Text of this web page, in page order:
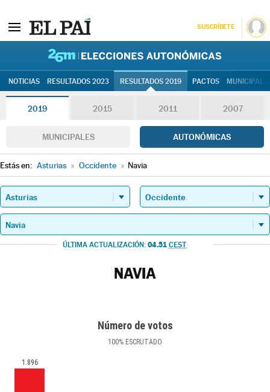
SUSCRÍBETE
NOTICIAS RESULTADOS 2023 RESULTADOS 2019 PACTOS
2019 2015 2011 2007
MUNICIPALES AUTONÓMICAS
Estás en: Asturias » Occidente » Navia
ÚLTIMA ACTUALIZACIÓN: 04.51 CEST
NAVIA
Número de votos
100% ESCRUTADO
1.896